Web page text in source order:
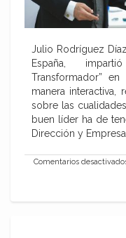
Julio Rodríguez
España,
Transformador”
manera interactiva,
sobre las
buen líder ha de
Dirección y
Comentarios